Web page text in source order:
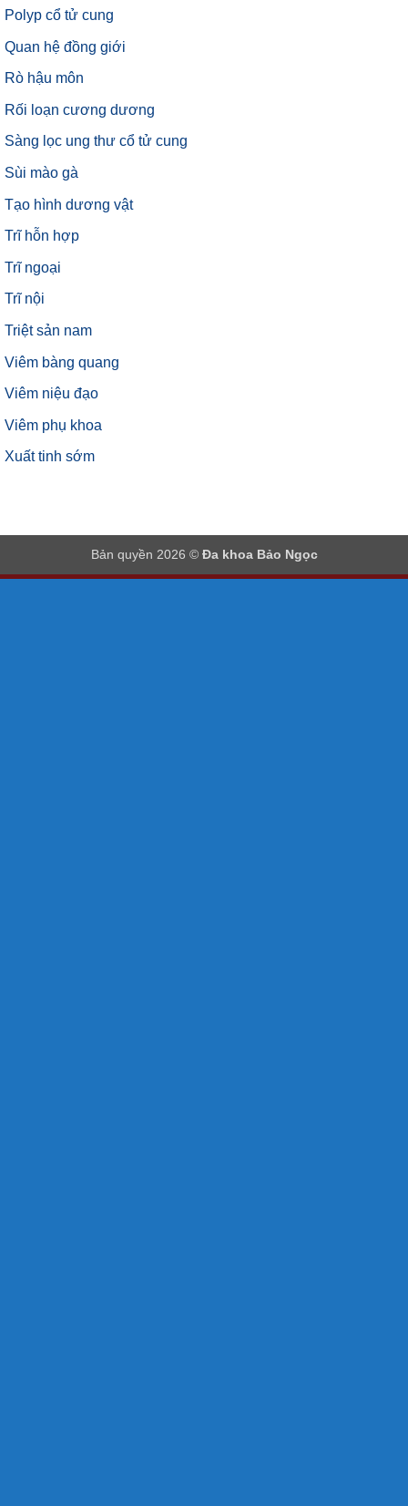
Polyp cổ tử cung
Quan hệ đồng giới
Rò hậu môn
Rối loạn cương dương
Sàng lọc ung thư cổ tử cung
Sùi mào gà
Tạo hình dương vật
Trĩ hỗn hợp
Trĩ ngoại
Trĩ nội
Triệt sản nam
Viêm bàng quang
Viêm niệu đạo
Viêm phụ khoa
Xuất tinh sớm
Bản quyền 2026 © Đa khoa Bảo Ngọc